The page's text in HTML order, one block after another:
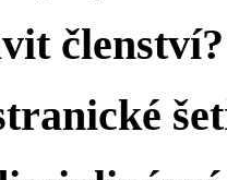
členství?